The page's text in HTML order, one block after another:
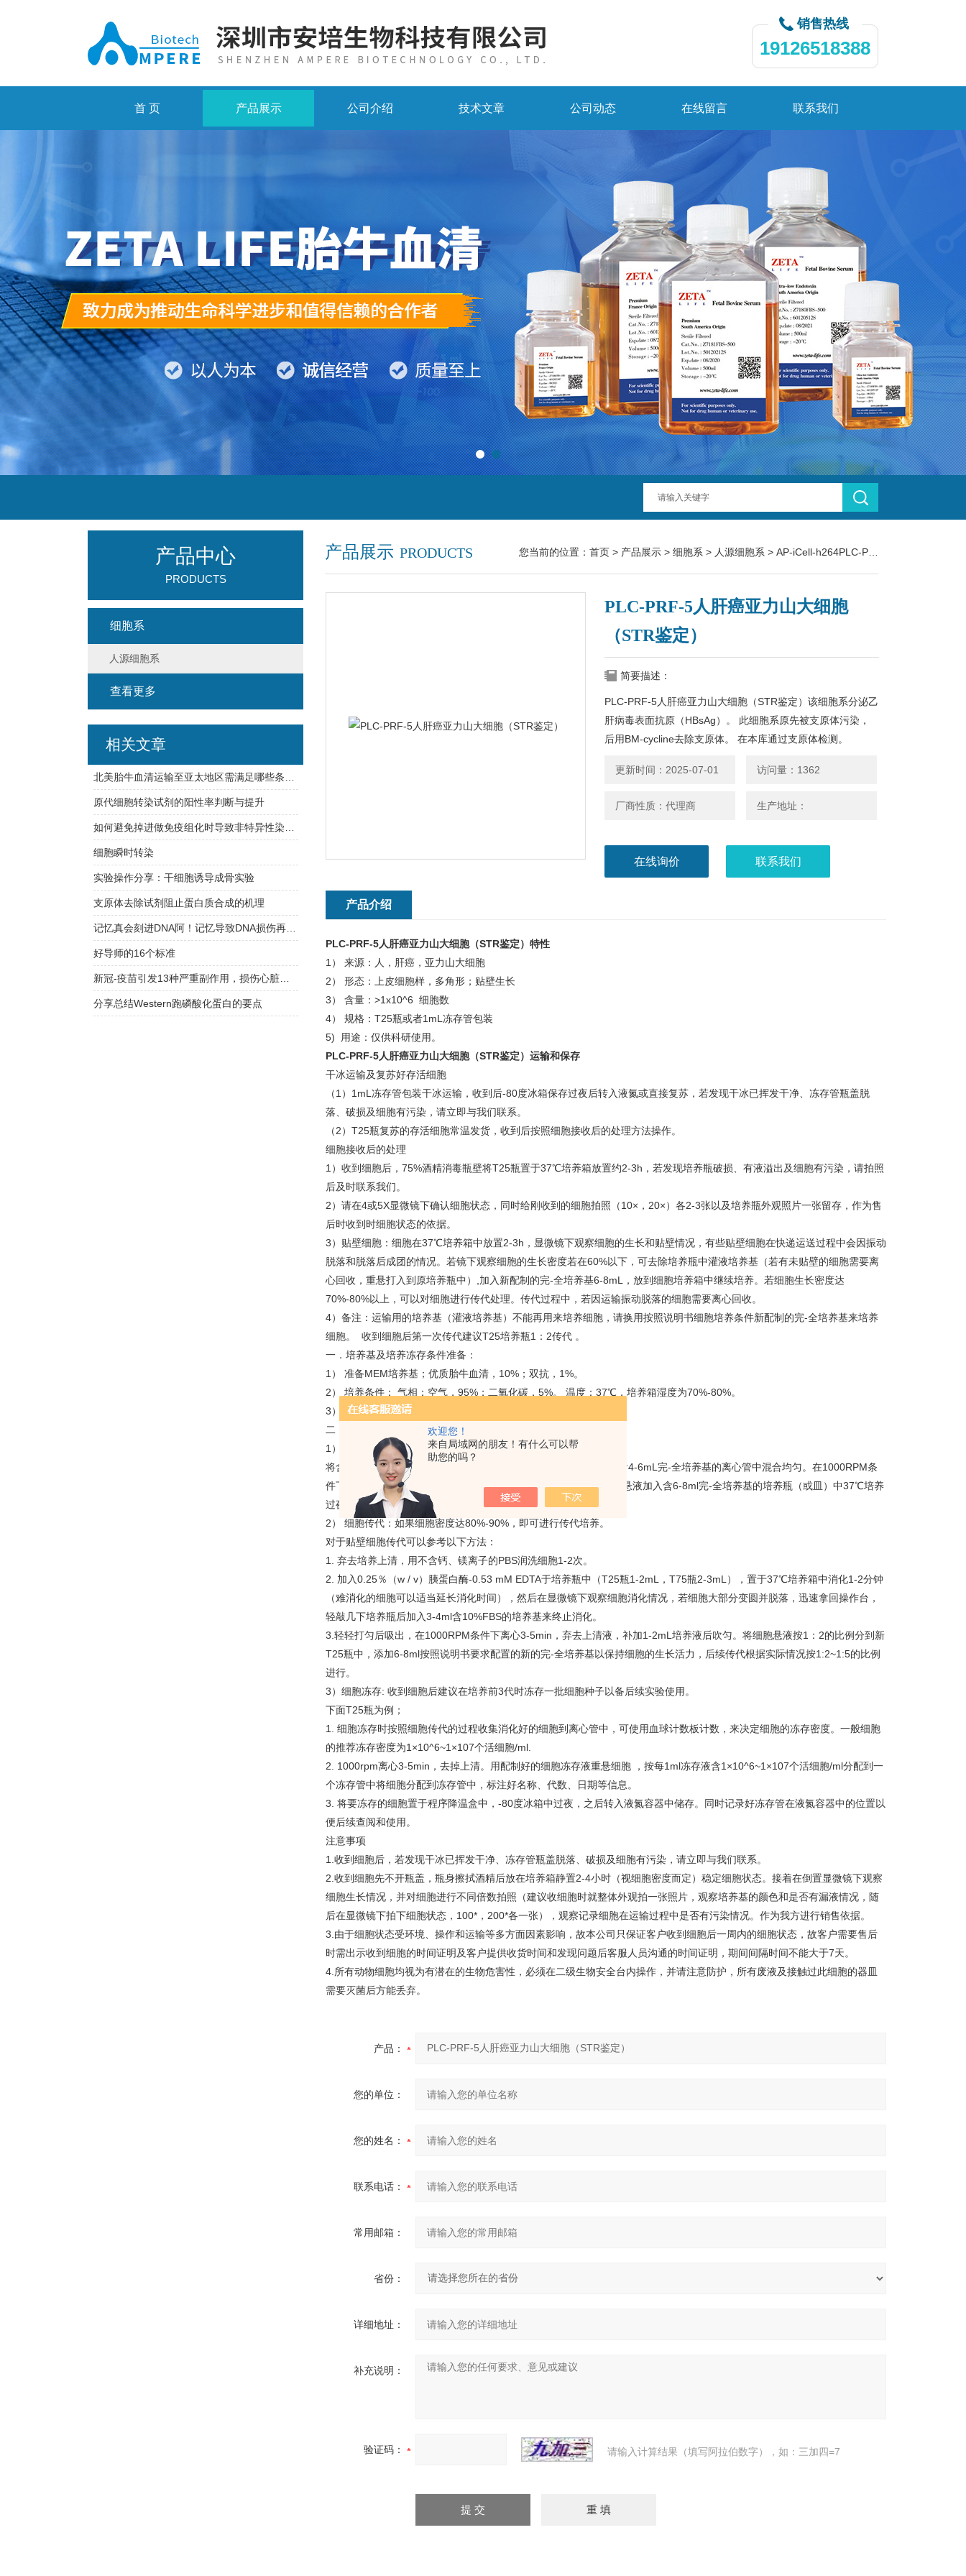
欢迎您！
来自局域网的朋友！有什么可以帮
助您的吗？
销售热线
19126518388
首 页 产品展示 公司介绍 技术文章 公司动态 在线留言 联系我们
产品展示 PRODUCTS 您当前的位置： 首页 > 产品展示 > 细胞系 > 人源细胞系 > AP-iCell-h264PLC-PRF-5人肝癌亚力山大细胞（STR鉴定）
PLC-PRF-5人肝癌亚力山大细胞
（STR鉴定）
简要描述：
PLC-PRF-5人肝癌亚力山大细胞（STR鉴定）该细胞系分泌乙
肝病毒表面抗原（HBsAg）。 此细胞系原先被支原体污染，
后用BM-cycline去除支原体。 在本库通过支原体检测。
更新时间：2025-07-01 访问量：1362
厂商性质：代理商 生产地址：
在线询价 联系我们
产品介绍
PLC-PRF-5人肝癌亚力山大细胞（STR鉴定） 特性
1） 来源：人，肝癌，亚力山大细胞
2） 形态：上皮细胞样，多角形；贴壁生长
3） 含量：>1x10^6 细胞数
4） 规格：T25瓶或者1mL冻存管包装
5) 用途：仅供科研使用。
PLC-PRF-5人肝癌亚力山大细胞（STR鉴定） 运输和保存
干冰运输及复苏好存活细胞
（1）1mL冻存管包装干冰运输，收到后-80度冰箱保存过夜后转入液氮或直接复苏，若发现干冰已挥发干净、冻存管瓶盖脱
落、破损及细胞有污染，请立即与我们联系。
（2）T25瓶复苏的存活细胞常温发货，收到后按照细胞接收后的处理方法操作。
细胞接收后的处理
1）收到细胞后，75%酒精消毒瓶壁将T25瓶置于37℃培养箱放置约2-3h，若发现培养瓶破损、有液溢出及细胞有污染，请拍照
后及时联系我们。
2）请在4或5X显微镜下确认细胞状态，同时给刚收到的细胞拍照（10×，20×）各2-3张以及培养瓶外观照片一张留存，作为售
后时收到时细胞状态的依据。
3）贴壁细胞：细胞在37℃培养箱中放置2-3h，显微镜下观察细胞的生长和贴壁情况，有些贴壁细胞在快递运送过程中会因振动
脱落和脱落后成团的情况。若镜下观察细胞的生长密度若在60%以下，可去除培养瓶中灌液培养基（若有未贴壁的细胞需要离
心回收，重悬打入到原培养瓶中）,加入新配制的完-全培养基6-8mL，放到细胞培养箱中继续培养。若细胞生长密度达
70%-80%以上，可以对细胞进行传代处理。传代过程中，若因运输振动脱落的细胞需要离心回收。
4）备注：运输用的培养基（灌液培养基）不能再用来培养细胞，请换用按照说明书细胞培养条件新配制的完-全培养基来培养
细胞。 收到细胞后第一次传代建议T25培养瓶1：2传代 。
一．培养基及培养冻存条件准备：
1） 准备MEM培养基；优质胎牛血清，10%；双抗，1%。
2） 培养条件： 气相：空气，95%；二氧化碳，5%。 温度：37℃，培养箱湿度为70%-80%。
3） 冻存液：90%血清，10%DMSO，现用现配。
二．细胞处理：
1） 冻存细胞的复苏：
将含有1mL细胞悬液的冻存管在37℃水浴中迅速摇晃解冻，加入到含4-6mL完-全培养基的离心管中混合均匀。在1000RPM条
件下离心3-5min，弃去上清液，完-全培养基重悬细胞。然后将细胞悬液加入含6-8ml完-全培养基的培养瓶（或皿）中37℃培养
过夜。第二天显微镜下观察细胞生长情况和细胞密度。
2） 细胞传代：如果细胞密度达80%-90%，即可进行传代培养。
对于贴壁细胞传代可以参考以下方法：
1. 弃去培养上清，用不含钙、镁离子的PBS润洗细胞1-2次。
2. 加入0.25％（w / v）胰蛋白酶-0.53 mM EDTA于培养瓶中（T25瓶1-2mL，T75瓶2-3mL），置于37℃培养箱中消化1-2分钟
（难消化的细胞可以适当延长消化时间），然后在显微镜下观察细胞消化情况，若细胞大部分变圆并脱落，迅速拿回操作台，
轻敲几下培养瓶后加入3-4ml含10%FBS的培养基来终止消化。
3.轻轻打匀后吸出，在1000RPM条件下离心3-5min，弃去上清液，补加1-2mL培养液后吹匀。将细胞悬液按1：2的比例分到新
T25瓶中，添加6-8ml按照说明书要求配置的新的完-全培养基以保持细胞的生长活力，后续传代根据实际情况按1:2~1:5的比例
进行。
3）细胞冻存: 收到细胞后建议在培养前3代时冻存一批细胞种子以备后续实验使用。
下面T25瓶为例；
1. 细胞冻存时按照细胞传代的过程收集消化好的细胞到离心管中，可使用血球计数板计数，来决定细胞的冻存密度。一般细胞
的推荐冻存密度为1×10^6~1×107个活细胞/ml.
2. 1000rpm离心3-5min，去掉上清。用配制好的细胞冻存液重悬细胞 ，按每1ml冻存液含1×10^6~1×107个活细胞/ml分配到一
个冻存管中将细胞分配到冻存管中，标注好名称、代数、日期等信息。
3. 将要冻存的细胞置于程序降温盒中，-80度冰箱中过夜，之后转入液氮容器中储存。同时记录好冻存管在液氮容器中的位置以
便后续查阅和使用。
注意事项
1.收到细胞后，若发现干冰已挥发干净、冻存管瓶盖脱落、破损及细胞有污染，请立即与我们联系。
2.收到细胞先不开瓶盖，瓶身擦拭酒精后放在培养箱静置2-4小时（视细胞密度而定）稳定细胞状态。接着在倒置显微镜下观察
细胞生长情况，并对细胞进行不同倍数拍照（建议收细胞时就整体外观拍一张照片，观察培养基的颜色和是否有漏液情况，随
后在显微镜下拍下细胞状态，100*，200*各一张），观察记录细胞在运输过程中是否有污染情况。作为我方进行销售依据。
3.由于细胞状态受环境、操作和运输等多方面因素影响，故本公司只保证客户收到细胞后一周内的细胞状态，故客户需要售后
时需出示收到细胞的时间证明及客户提供收货时间和发现问题后客服人员沟通的时间证明，期间间隔时间不能大于7天。
4.所有动物细胞均视为有潜在的生物危害性，必须在二级生物安全台内操作，并请注意防护，所有废液及接触过此细胞的器皿
需要灭菌后方能丢弃。
产品：
您的单位：
您的姓名：
联系电话：
常用邮箱：
省份：
详细地址：
补充说明：
验证码： 请输入计算结果（填写阿拉伯数字），如：三加四=7
产品中心
PRODUCTS
细胞系
人源细胞系
查看更多
相关文章
原代细胞转染试剂的阳性率判断与提升
细胞瞬时转染
实验操作分享：干细胞诱导成骨实验
支原体去除试剂阻止蛋白质合成的机理
记忆真会刻进DNA阿！记忆导致DNA损伤再修复，难怪学习【烧脑】
好导师的16个标准
新冠-疫苗引发13种严重副作用，损伤心脏和神经！接种后身体被毁，永获赔偿
分享总结Western跑磷酸化蛋白的要点